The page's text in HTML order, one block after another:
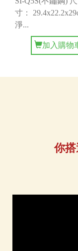
寸：
淨...
加入購物
你搭